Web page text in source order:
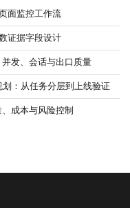
面监控工作流
证据字段设计
发、会话与出口质量
：从任务分层到上线验证
成本与风险控制